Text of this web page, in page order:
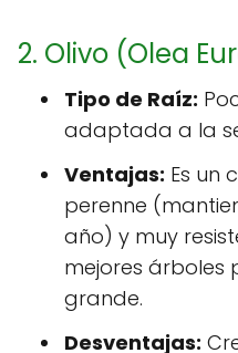
2. Olivo (Olea
Tipo de Raíz:
adaptada a la
Ventajas: Es un
perenne
año) y muy
mejores
grande.
Desventajas: